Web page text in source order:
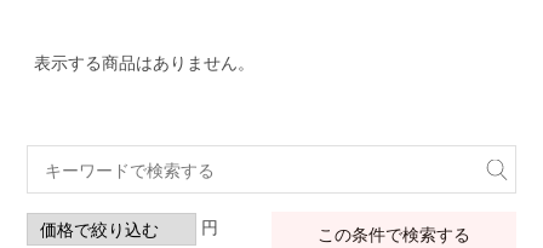
表示する商品はありません。
円 この条件で検索する